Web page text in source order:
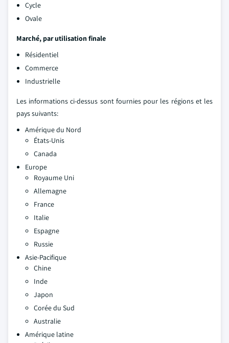
Cycle
Ovale
Marché, par utilisation finale
Résidentiel
Commerce
Industrielle
Les informations ci-dessus sont fournies pour les régions et les
pays suivants:
Amérique du Nord
États-Unis
Canada
Europe
Royaume Uni
Allemagne
France
Italie
Espagne
Russie
Asie-Pacifique
Chine
Inde
Japon
Corée du Sud
Australie
Amérique latine